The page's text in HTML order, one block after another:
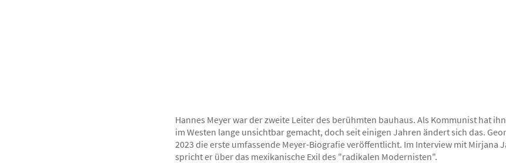
Hannes Meyer war der zweite Leiter des berühmten bauhaus. Als Kommunist hat
im Westen lange unsichtbar gemacht, doch seit einigen Jahren ändert sich das.
2023 die erste umfassende Meyer-Biografie veröffentlicht. Im Interview mit Mirjana
spricht er über das mexikanische Exil des "radikalen Modernisten".